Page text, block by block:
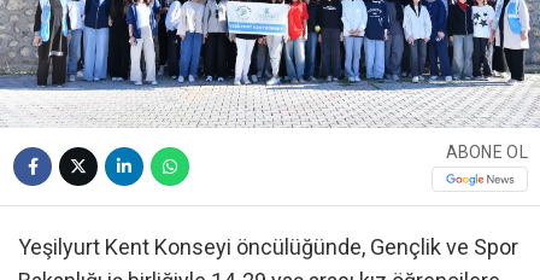
ABONE OL
Yeşilyurt Kent Konseyi öncülüğünde, Gençlik ve Spor